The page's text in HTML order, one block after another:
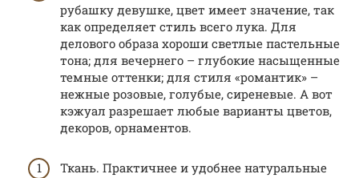
рубашку девушке, цвет имеет значение, так
как определяет стиль всего лука. Для
делового образа хороши светлые пастельные
тона; для вечернего – глубокие насыщенные
темные оттенки; для стиля «романтик» –
нежные розовые, голубые, сиреневые. А вот
кэжуал разрешает любые варианты цветов,
декоров, орнаментов.
Ткань. Практичнее и удобнее натуральные